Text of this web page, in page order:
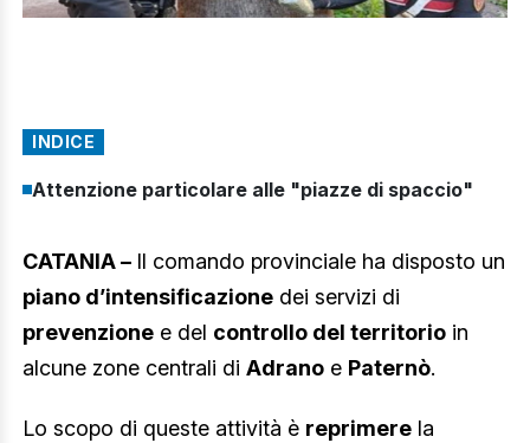
INDICE
Attenzione particolare alle "piazze di spaccio"
CATANIA – Il comando provinciale ha disposto un
piano d’intensificazione dei servizi di
prevenzione e del controllo del territorio in
alcune zone centrali di Adrano e Paternò.
Lo scopo di queste attività è reprimere la